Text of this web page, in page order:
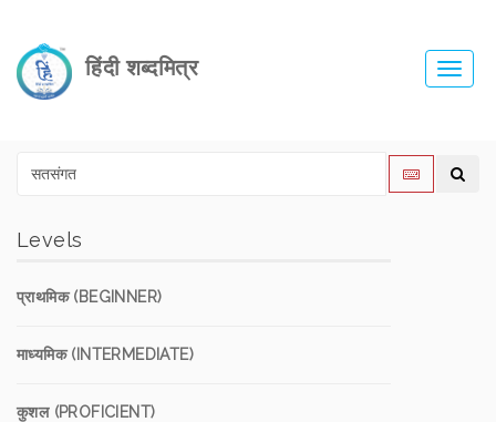
हिंदी शब्दमित्र
Levels
प्राथमिक (BEGINNER)
माध्यमिक (INTERMEDIATE)
कुशल (PROFICIENT)